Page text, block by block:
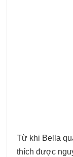
Từ khi Bella
thích được